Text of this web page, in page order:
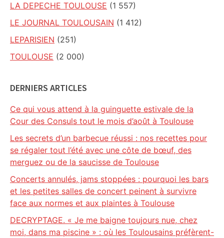
LA DEPECHE TOULOUSE (1 557)
LE JOURNAL TOULOUSAIN (1 412)
LEPARISIEN (251)
TOULOUSE (2 000)
DERNIERS ARTICLES
Ce qui vous attend à la guinguette estivale de la
Cour des Consuls tout le mois d’août à Toulouse
Les secrets d’un barbecue réussi : nos recettes pour
se régaler tout l’été avec une côte de bœuf, des
merguez ou de la saucisse de Toulouse
Concerts annulés, jams stoppées : pourquoi les bars
et les petites salles de concert peinent à survivre
face aux normes et aux plaintes à Toulouse
DECRYPTAGE. « Je me baigne toujours nue, chez
moi, dans ma piscine » : où les Toulousains préfèrent-